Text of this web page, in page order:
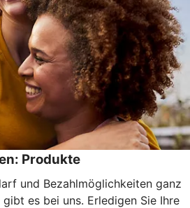
Produkte
und Bezahlmöglichkeiten ganz
es bei uns. Erledigen Sie Ihre